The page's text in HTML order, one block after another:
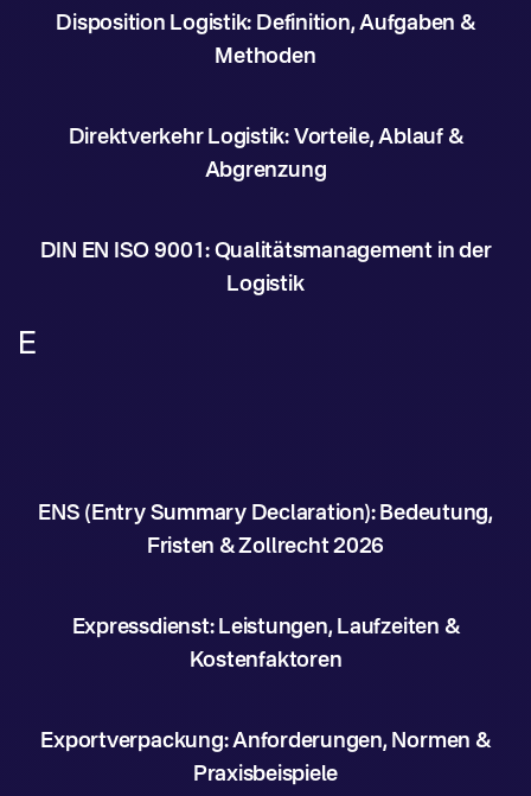
Disposition Logistik: Definition, Aufgaben &
Methoden
Direktverkehr Logistik: Vorteile, Ablauf &
Abgrenzung
DIN EN ISO 9001: Qualitätsmanagement in der
Logistik
E
ENS (Entry Summary Declaration): Bedeutung,
Fristen & Zollrecht 2026
Expressdienst: Leistungen, Laufzeiten &
Kostenfaktoren
Exportverpackung: Anforderungen, Normen &
Praxisbeispiele